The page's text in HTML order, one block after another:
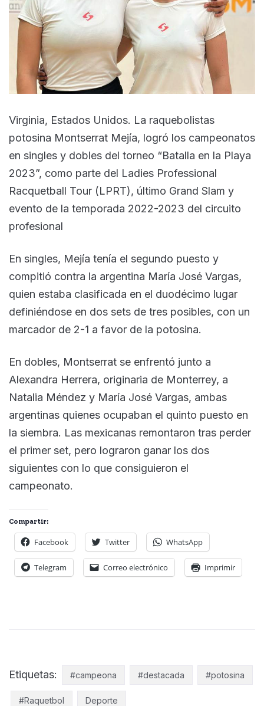
Virginia, Estados Unidos. La raquebolistas
potosina Montserrat Mejía, logró los campeonatos
en singles y dobles del torneo “Batalla en la Playa
2023”, como parte del Ladies Professional
Racquetball Tour (LPRT), último Grand Slam y
evento de la temporada 2022-2023 del circuito
profesional
En singles, Mejía tenía el segundo puesto y
compitió contra la argentina María José Vargas,
quien estaba clasificada en el duodécimo lugar
definiéndose en dos sets de tres posibles, con un
marcador de 2-1 a favor de la potosina.
En dobles, Montserrat se enfrentó junto a
Alexandra Herrera, originaria de Monterrey, a
Natalia Méndez y María José Vargas, ambas
argentinas quienes ocupaban el quinto puesto en
la siembra. Las mexicanas remontaron tras perder
el primer set, pero lograron ganar los dos
siguientes con lo que consiguieron el
campeonato.
Compartir:
Facebook Twitter WhatsApp
Telegram Correo electrónico Imprimir
Etiquetas: #campeona #destacada #potosina
#Raquetbol Deporte